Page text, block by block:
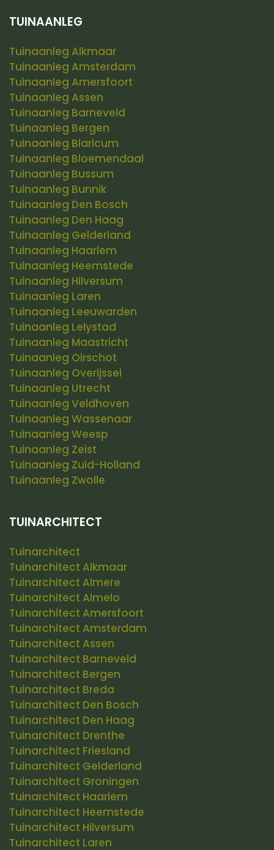
TUINAANLEG
Tuinaanleg Alkmaar
Tuinaanleg Amsterdam
Tuinaanleg Amersfoort
Tuinaanleg Assen
Tuinaanleg Barneveld
Tuinaanleg Bergen
Tuinaanleg Blaricum
Tuinaanleg Bloemendaal
Tuinaanleg Bussum
Tuinaanleg Bunnik
Tuinaanleg Den Bosch
Tuinaanleg Den Haag
Tuinaanleg Gelderland
Tuinaanleg Haarlem
Tuinaanleg Heemstede
Tuinaanleg Hilversum
Tuinaanleg Laren
Tuinaanleg Leeuwarden
Tuinaanleg Lelystad
Tuinaanleg Maastricht
Tuinaanleg Oirschot
Tuinaanleg Overijssel
Tuinaanleg Utrecht
Tuinaanleg Veldhoven
Tuinaanleg Wassenaar
Tuinaanleg Weesp
Tuinaanleg Zeist
Tuinaanleg Zuid-Holland
Tuinaanleg Zwolle
TUINARCHITECT
Tuinarchitect
Tuinarchitect Alkmaar
Tuinarchitect Almere
Tuinarchitect Almelo
Tuinarchitect Amersfoort
Tuinarchitect Amsterdam
Tuinarchitect Assen
Tuinarchitect Barneveld
Tuinarchitect Bergen
Tuinarchitect Breda
Tuinarchitect Den Bosch
Tuinarchitect Den Haag
Tuinarchitect Drenthe
Tuinarchitect Friesland
Tuinarchitect Gelderland
Tuinarchitect Groningen
Tuinarchitect Haarlem
Tuinarchitect Heemstede
Tuinarchitect Hilversum
Tuinarchitect Laren